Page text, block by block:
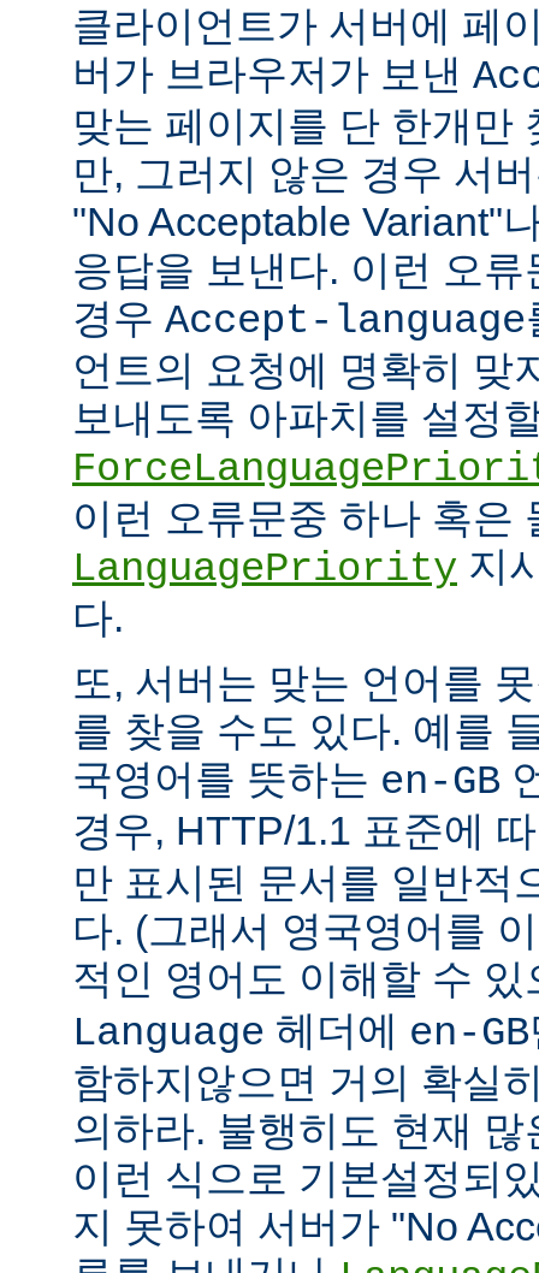
클라이언트가 서버에 페
버가 브라우저가 보낸
맞는 페이지를 단 한개만
만, 그러지 않은 경우 서
"No Acceptable Variant"
응답을 보낸다. 이런 오
경우 Accept-language
언트의 요청에 명확히 맞
보내도록 아파치를 설정
이런 오류문중 하나 혹은
LanguagePriority 지
다.
또, 서버는 맞는 언어를
를 찾을 수도 있다. 예를
국영어를 뜻하는 en-GB
경우, HTTP/1.1 표준에
만 표시된 문서를 일반적
다. (그래서 영국영어를
적인 영어도 이해할 수
Language 헤더에 en-GB
함하지않으면 거의 확실
의하라. 불행히도 현재
이런 식으로 기본설정되
지 못하여 서버가 "No